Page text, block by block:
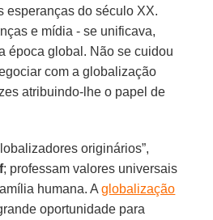
esperanças do século XX.
e mídia - se unificava,
época global. Não se cuidou
com a globalização
atribuindo-lhe o papel de
originários”,
; professam valores universais
humana. Aglobalização
oportunidade para